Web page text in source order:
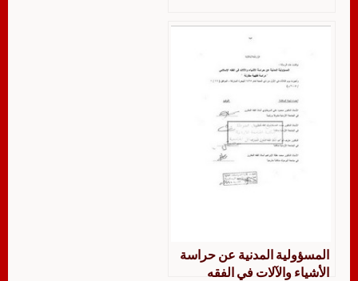
المسؤولية المدنية عن حراسة
الأشياء والآلات في الفقه